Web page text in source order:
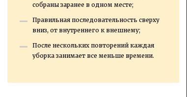
собраны заранее в одном месте;
Правильная последовательность сверху
вниз, от внутреннего к внешнему;
После нескольких повторений каждая
уборка занимает все меньше времени.